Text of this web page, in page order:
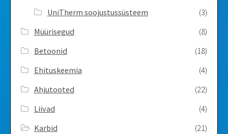
UniTherm soojustussüsteem
(3)
Müürisegud
(8)
Betoonid
(18)
Ehituskeemia
(4)
Ahjutooted
(22)
Liivad
(4)
Karbid
(21)